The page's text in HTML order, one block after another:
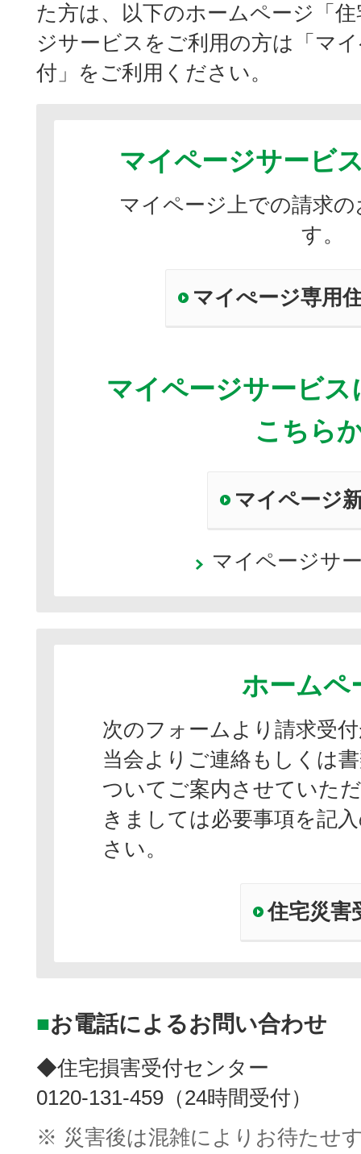
た方は、以下のホームページ「
ジサービスをご利用の方は「マ
付」をご利用ください。
マイページサービ
マイページ上での請求
す。
マイぺージ専用
マイページサービス
こちら
マイページ
マイページサ
ホームペ
次のフォームより請求受
当会よりご連絡もしくは
ついてご案内させていた
きましては必要事項を記
さい。
住宅災害
■お電話によるお問い合わせ
◆住宅損害受付センター
0120-131-459（24時間受付）
※ 災害後は混雑によりお待たせ